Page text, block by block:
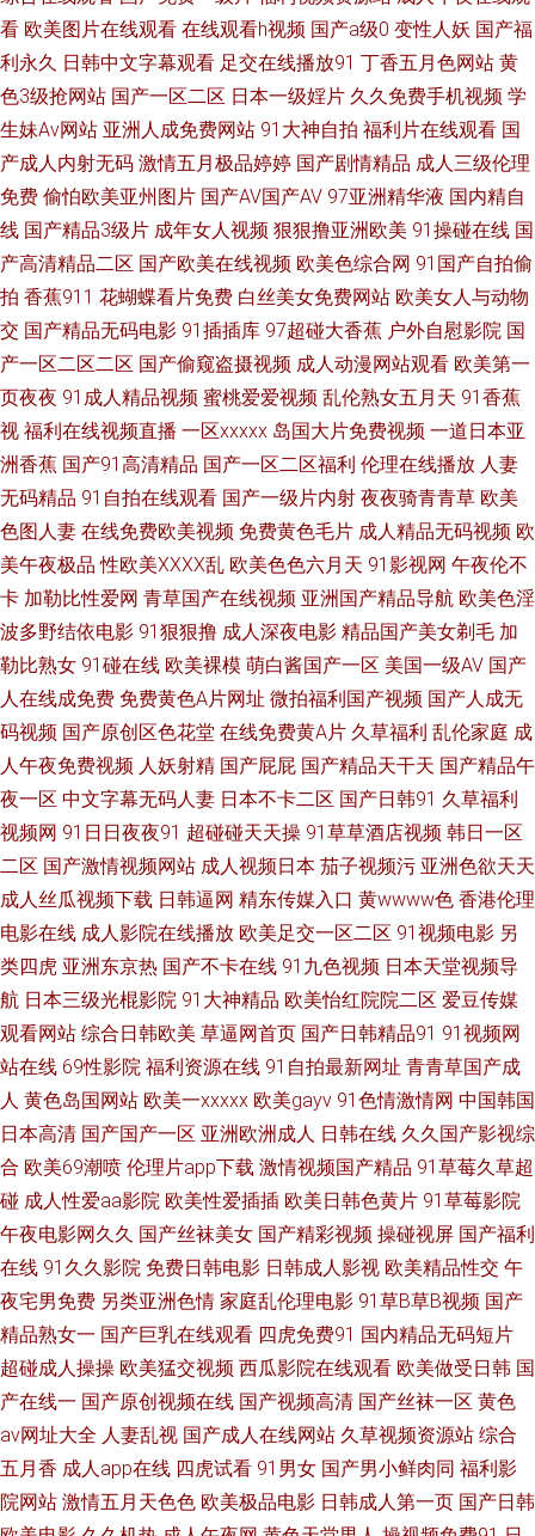
影院 wwww国产 全球最新上映 AVV黄 欧美专区另类 日本视频播放 成人柠檬
导航 日本一二三区在线播放 成全动漫在线 日本免费三片在线播放 a片导行
欧洲影院 91视频新入口 欧美成一级做 91N污 蜜臀96超碰 制服丝袜先锋 老
熟女国产 中文字幕亚洲一区二区 狂操日韩丝袜教师 在线观看欧美一区 九一
传媒在线看 亚洲综合色一 亚洲se图28P 午夜影视免费在线 欧美一级专区 国
产91色 水蜜桃精品导航网 精品欧美性交 中文字幕第8页 卡通动漫精品 影音
先锋男人的 影音先锋伪娘 巨乳黑丝美女 伊人春色 极品视频久久青草 亚洲一
卡二卡三卡四卡无卡麻豆 91人人干 羞羞色男人的天 精品国内综合一区二区
亚洲无线观看国产精品 黄淫 亚洲欧美偷拍另类 海角传媒91黑料 亚洲第一免
精品卡通 亚洲变态性爱网 国产欧美日韩综合一区在线观看 午夜成人福利在
线 国产精品一库二库三库 五月丁香一区二区 国产精品毛 我朋友的丈夫中文
版 国产激情视频 天堂影院在线观看高清在线va 国产高清真实 手机在线看片
不 国产91精品秘入口 熟女免费视频 高清av资源 日韩欧美在线综合网 成人免
费精品一二三区 日韩按摩片 成人精品免费网 日本亚洲高清中文 成年年轻人
电影在线 日本三级毛 www黄色网站 青青青操 99热98 欧洲日韩视频在线观
看 日韩日韩日韩 亚瑟视频在线观看 国产人与动人物a 亚洲第一色区 国产丝
袜高 午夜不卡无码福利 国产精品黄大片观看 天天做天天爱夜夜爽 国产精品
yy9299 天天干人人乐 国产精品91网址 五月丁香影院 国产精品日逼 天美传
媒国创a∨ 高清亚洲美女一区 手机在线看片福利 高清手机电影在线观看 色综
合天天射 高清影视资源库 日韩中文资源 成人国产一 日本污www 草久国产精
品 日本高清免费乱码专区 超碰成人39国产精品资源 日本高清免费不卡 成人
国产欧美在线 日本无码精品一区二区三 超碰好屌色 日本乱人伧片 操碰在线
人人人看 www51在线黄色 青青草tp 99热精国产 人人乐人人操 AV伊人大香
蕉 青娱乐极品盛宴 成人免费体验 亚洲日本中文字幕区 亚洲综合熟女 激情国
看 欧美图片在线观看 在线观看h视频 国产a级0 变性人妖 国产福
利永久 日韩中文字幕观看 足交在线播放91 丁香五月色网站 黄
色3级抢网站 国产一区二区 日本一级婬片 久久免费手机视频 学
生妹Av网站 亚洲人成免费网站 91大神自拍 福利片在线观看 国
产成人内射无码 激情五月极品婷婷 国产剧情精品 成人三级伦理
免费 偷怕欧美亚州图片 国产AV国产AV 97亚洲精华液 国内精自
线 国产精品3级片 成年女人视频 狠狠撸亚洲欧美 91操碰在线 国
产高清精品二区 国产欧美在线视频 欧美色综合网 91国产自拍偷
拍 香蕉911 花蝴蝶看片免费 白丝美女免费网站 欧美女人与动物
交 国产精品无码电影 91插插库 97超碰大香蕉 户外自慰影院 国
产一区二区二区 国产偷窥盗摄视频 成人动漫网站观看 欧美第一
页夜夜 91成人精品视频 蜜桃爱爱视频 乱伦熟女五月天 91香蕉
视 福利在线视频直播 一区xxxxx 岛国大片免费视频 一道日本亚
洲香蕉 国产91高清精品 国产一区二区福利 伦理在线播放 人妻
无码精品 91自拍在线观看 国产一级片内射 夜夜骑青青草 欧美
色图人妻 在线免费欧美视频 免费黄色毛片 成人精品无码视频 欧
美午夜极品 性欧美ⅩⅩⅩⅩ乱 欧美色色六月天 91影视网 午夜伦不
卡 加勒比性爱网 青草国产在线视频 亚洲国产精品导航 欧美色淫
波多野结依电影 91狠狠撸 成人深夜电影 精品国产美女剃毛 加
勒比熟女 91碰在线 欧美裸模 萌白酱国产一区 美国一级AV 国产
人在线成免费 免费黄色A片网址 微拍福利国产视频 国产人成无
码视频 国产原创区色花堂 在线免费黄A片 久草福利 乱伦家庭 成
人午夜免费视频 人妖射精 国产屁屁 国产精品天干天 国产精品午
夜一区 中文字幕无码人妻 日本不卡二区 国产日韩91 久草福利
视频网 91日日夜夜91 超碰碰天天操 91草草酒店视频 韩日一区
二区 国产激情视频网站 成人视频日本 茄子视频污 亚洲色欲天天
成人丝瓜视频下载 日韩逼网 精东传媒入口 黄wwww色 香港伦理
电影在线 成人影院在线播放 欧美足交一区二区 91视频电影 另
类四虎 亚洲东京热 国产不卡在线 91九色视频 日本天堂视频导
航 日本三级光棍影院 91大神精品 欧美怡红院院二区 爱豆传媒
观看网站 综合日韩欧美 草逼网首页 国产日韩精品91 91视频网
站在线 69性影院 福利资源在线 91自拍最新网址 青青草国产成
人 黄色岛国网站 欧美一xxxxx 欧美gayv 91色情激情网 中国韩国
日本高清 国产国产一区 亚洲欧洲成人 日韩在线 久久国产影视综
合 欧美69潮喷 伦理片app下载 激情视频国产精品 91草莓久草超
碰 成人性爱aa影院 欧美性爱插插 欧美日韩色黄片 91草莓影院
午夜电影网久久 国产丝袜美女 国产精彩视频 操碰视屏 国产福利
在线 91久久影院 免费日韩电影 日韩成人影视 欧美精品性交 午
夜宅男免费 另类亚洲色情 家庭乱伦理电影 91草B草B视频 国产
精品熟女一 国产巨乳在线观看 四虎免费91 国内精品无码短片
超碰成人操操 欧美猛交视频 西瓜影院在线观看 欧美做受日韩 国
产在线一 国产原创视频在线 国产视频高清 国产丝袜一区 黄色
av网址大全 人妻乱视 国产成人在线网站 久草视频资源站 综合
五月香 成人app在线 四虎试看 91男女 国产男小鲜肉同 福利影
院网站 激情五月天色色 欧美极品电影 日韩成人第一页 国产日韩